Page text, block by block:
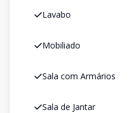
Lavabo
Mobiliado
Sala com Armários
Sala de Jantar